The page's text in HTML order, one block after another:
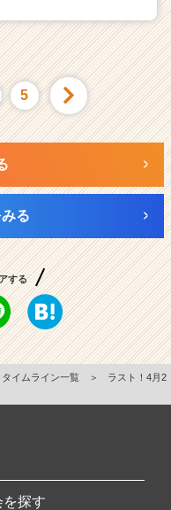
5
る
する
タイムライン一覧 ＞
ラスト！4月2
探す